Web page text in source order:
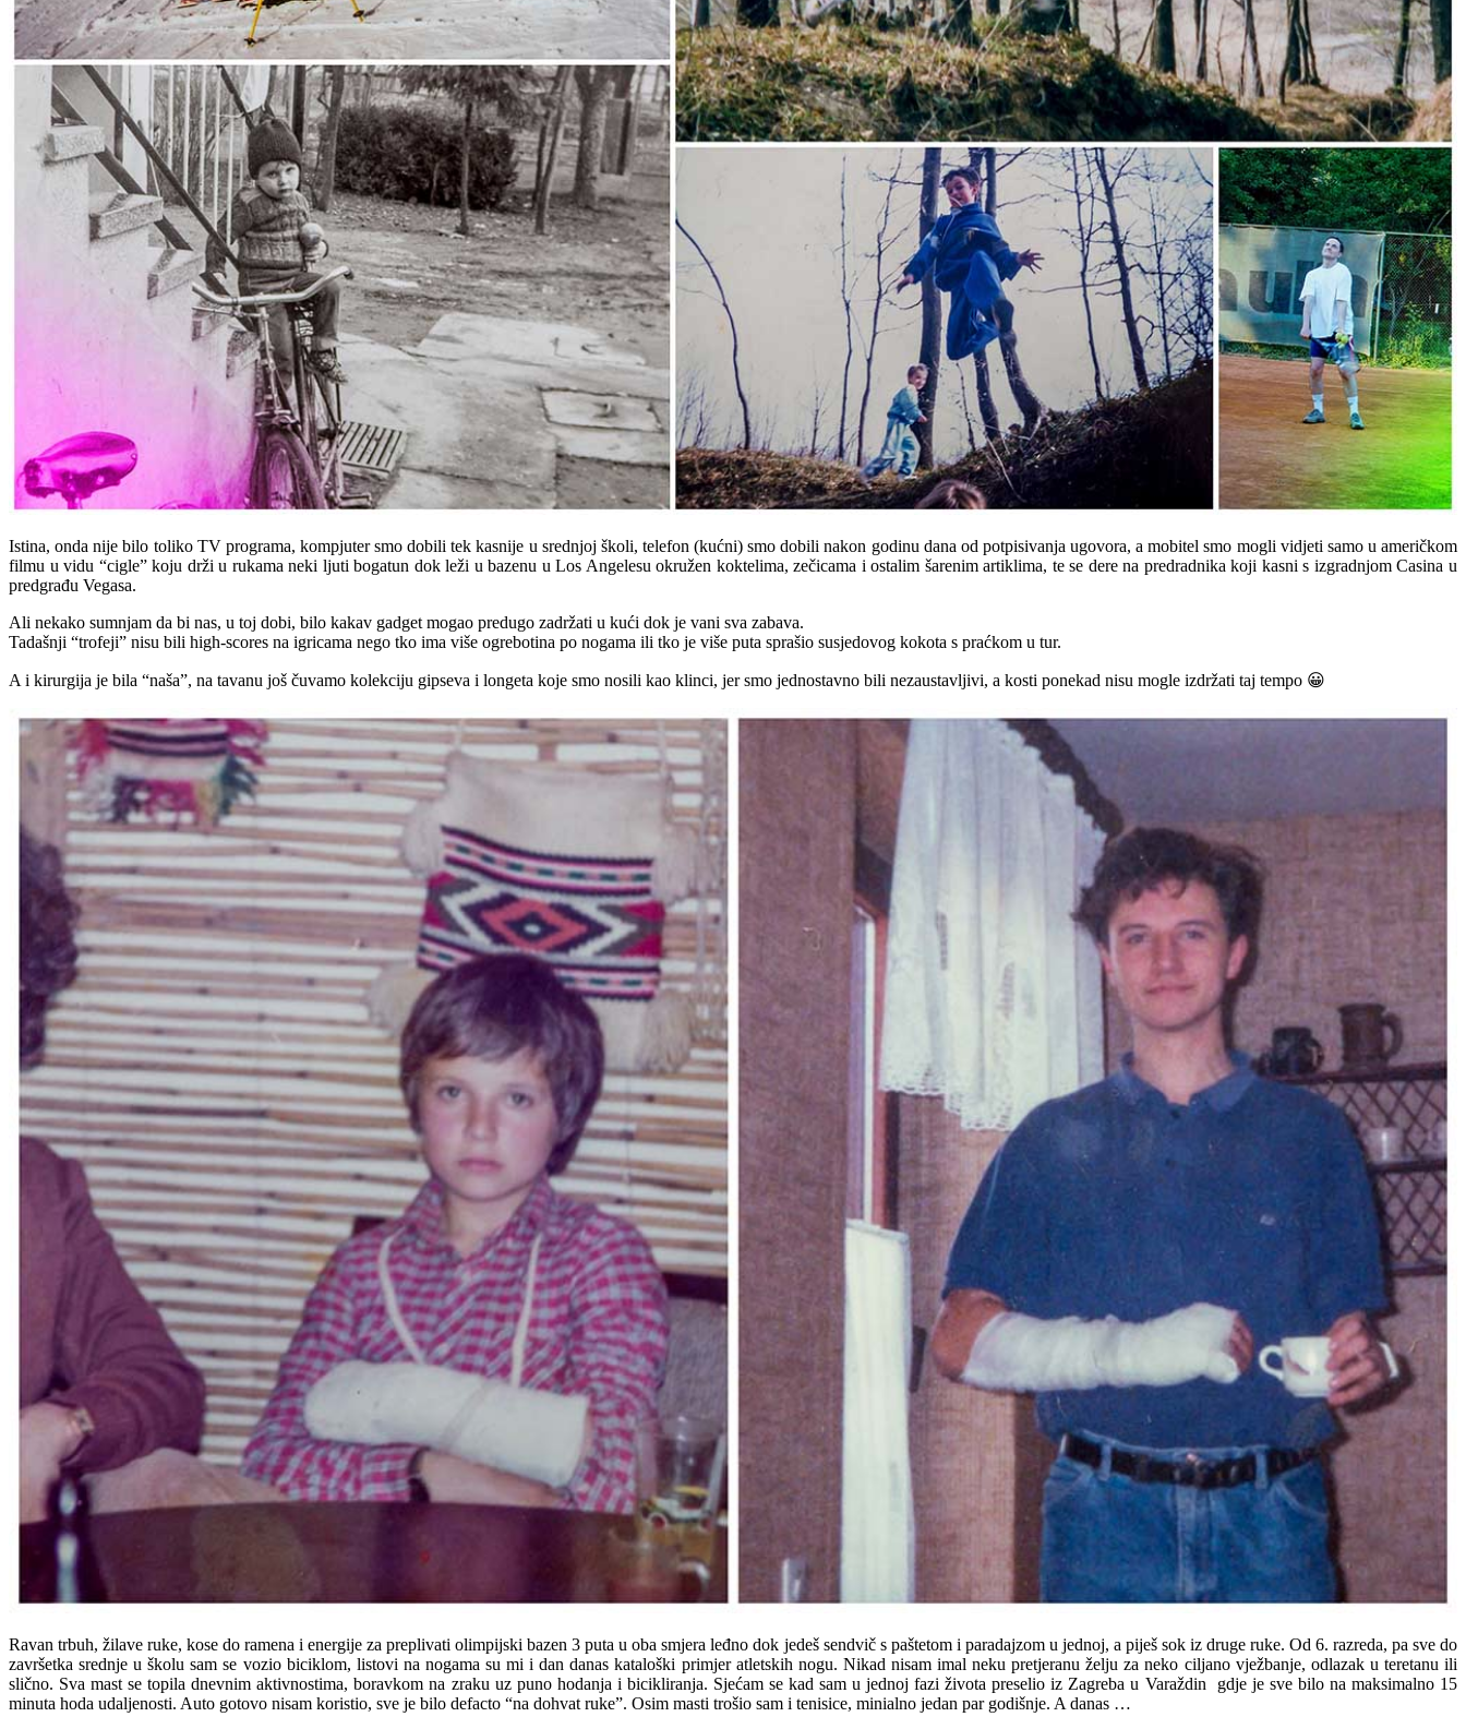
Istina, onda nije bilo toliko TV programa, kompjuter smo dobili tek kasnije u srednjoj školi, telefon (kućni) smo dobili nakon godinu dana od potpisivanja ugovora, a mobitel smo mogli vidjeti samo u američkom
filmu u vidu “cigle” koju drži u rukama neki ljuti bogatun dok leži u bazenu u Los Angelesu okružen koktelima, zečicama i ostalim šarenim artiklima, te se dere na predradnika koji kasni s izgradnjom Casina u
predgrađu Vegasa.
Ali nekako sumnjam da bi nas, u toj dobi, bilo kakav gadget mogao predugo zadržati u kući dok je vani sva zabava.
Tadašnji “trofeji” nisu bili high-scores na igricama nego tko ima više ogrebotina po nogama ili tko je više puta sprašio susjedovog kokota s praćkom u tur.
A i kirurgija je bila “naša”, na tavanu još čuvamo kolekciju gipseva i longeta koje smo nosili kao klinci, jer smo jednostavno bili nezaustavljivi, a kosti ponekad nisu mogle izdržati taj tempo 😀
Ravan trbuh, žilave ruke, kose do ramena i energije za preplivati olimpijski bazen 3 puta u oba smjera leđno dok jedeš sendvič s paštetom i paradajzom u jednoj, a piješ sok iz druge ruke. Od 6. razreda, pa sve do
završetka srednje u školu sam se vozio biciklom, listovi na nogama su mi i dan danas kataloški primjer atletskih nogu. Nikad nisam imal neku pretjeranu želju za neko ciljano vježbanje, odlazak u teretanu ili
slično. Sva mast se topila dnevnim aktivnostima, boravkom na zraku uz puno hodanja i bicikliranja. Sjećam se kad sam u jednoj fazi života preselio iz Zagreba u Varaždin gdje je sve bilo na maksimalno 15
minuta hoda udaljenosti. Auto gotovo nisam koristio, sve je bilo defacto “na dohvat ruke”. Osim masti trošio sam i tenisice, minialno jedan par godišnje. A danas …